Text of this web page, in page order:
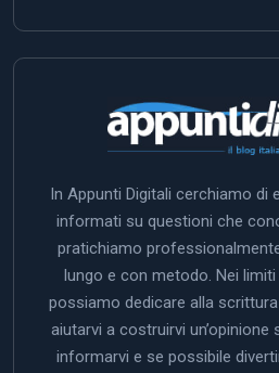
In Appunti Digitali cerchiamo di
informati su questioni che
pratichiamo
lungo e con metodo. Nei
possiamo dedicare alla
aiutarvi a costruirvi
informarvi e se possibile